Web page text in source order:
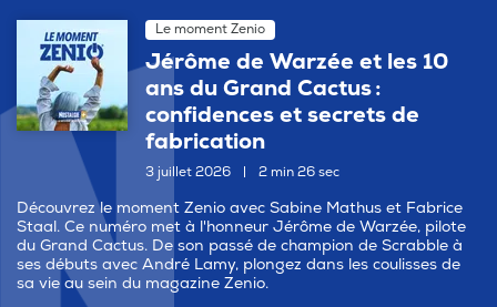
Le moment Zenio
Jérôme de Warzée et les 10
ans du Grand Cactus :
confidences et secrets de
fabrication
3 juillet 2026 2 min 26 sec
Découvrez le moment Zenio avec Sabine Mathus et Fabrice
Staal. Ce numéro met à l'honneur Jérôme de Warzée, pilote
du Grand Cactus. De son passé de champion de Scrabble à
ses débuts avec André Lamy, plongez dans les coulisses de
sa vie au sein du magazine Zenio.